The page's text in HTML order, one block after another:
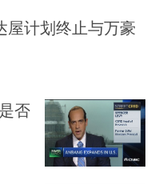
计划终止与万豪
否